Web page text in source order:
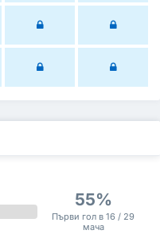
55%
Първи гол в 16 / 29
мача